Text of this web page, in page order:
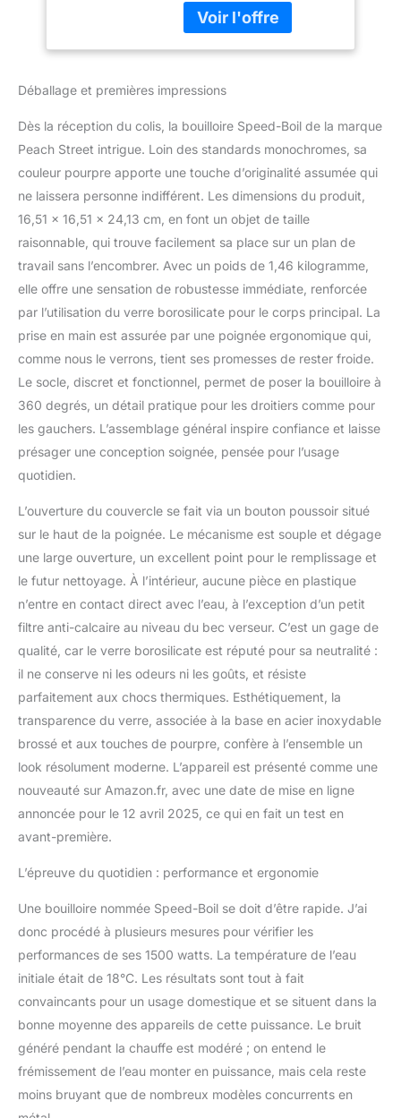
large, arrêt
automatique,
poignée fraîche au
LED
majestueusement la
bouilloire électrique. 1500
watts et un contrôleur de
et des performances
Fonctionnement sûr :
une technique d'arrêt
automatique éteint le
chauffe-eau dès que
l'eau bout pour éviter
l'ébullition à sec.
L'élément chauffant
caché garantit
toxique ne pénètre dans
l'eau et la poignée reste
froide pour un
fonctionnement sûr. «
avec le couvercle ouvert
Base pivotante : avec
une base pivotante à
360°, vous pouvez
angles. Hors de la base,
la bouilloire électrique est
entièrement sans fil pour
un versement en
douceur. Rangez
soigneusement le câble
fente de rangement
spécialement
développée. Design
ergonomique : cette
dispose d'un filtre en filet
intégré, qui vous permet
de placer des sachets de
thé ou de fruits dans
l'eau simplement en
passant par l'eau. La
bouton, et la large
remplissage et le
nettoyage. Avec une
base pivotante à 360°,
vous pouvez facilement
atteindre la chaudière
H2O sous tous les
angles. Hors de la base,
la bouilloire électrique est
entièrement sans fil pour
un versement en
Déballage et premières impressions
Dès la réception du colis, la bouilloire Speed-Boil de la marque
Peach Street intrigue. Loin des standards monochromes, sa
couleur pourpre apporte une touche d’originalité assumée qui
ne laissera personne indifférent. Les dimensions du produit,
16,51 x 16,51 x 24,13 cm, en font un objet de taille
raisonnable, qui trouve facilement sa place sur un plan de
travail sans l’encombrer. Avec un poids de 1,46 kilogramme,
elle offre une sensation de robustesse immédiate, renforcée
par l’utilisation du verre borosilicate pour le corps principal. La
prise en main est assurée par une poignée ergonomique qui,
comme nous le verrons, tient ses promesses de rester froide.
Le socle, discret et fonctionnel, permet de poser la bouilloire à
360 degrés, un détail pratique pour les droitiers comme pour
les gauchers. L’assemblage général inspire confiance et laisse
présager une conception soignée, pensée pour l’usage
quotidien.
L’ouverture du couvercle se fait via un bouton poussoir situé
sur le haut de la poignée. Le mécanisme est souple et dégage
une large ouverture, un excellent point pour le remplissage et
le futur nettoyage. À l’intérieur, aucune pièce en plastique
n’entre en contact direct avec l’eau, à l’exception d’un petit
filtre anti-calcaire au niveau du bec verseur. C’est un gage de
qualité, car le verre borosilicate est réputé pour sa neutralité :
il ne conserve ni les odeurs ni les goûts, et résiste
parfaitement aux chocs thermiques. Esthétiquement, la
transparence du verre, associée à la base en acier inoxydable
brossé et aux touches de pourpre, confère à l’ensemble un
look résolument moderne. L’appareil est présenté comme une
nouveauté sur Amazon.fr, avec une date de mise en ligne
annoncée pour le 12 avril 2025, ce qui en fait un test en
avant-première.
L’épreuve du quotidien : performance et ergonomie
Une bouilloire nommée Speed-Boil se doit d’être rapide. J’ai
donc procédé à plusieurs mesures pour vérifier les
performances de ses 1500 watts. La température de l’eau
initiale était de 18°C. Les résultats sont tout à fait
convaincants pour un usage domestique et se situent dans la
bonne moyenne des appareils de cette puissance. Le bruit
généré pendant la chauffe est modéré ; on entend le
frémissement de l’eau monter en puissance, mais cela reste
moins bruyant que de nombreux modèles concurrents en